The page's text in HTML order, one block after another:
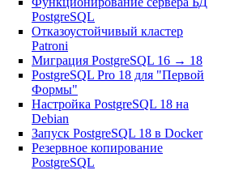
PostgreSQL
Отказоустойчивый кластер
Patroni
Миграция PostgreSQL 16 → 18
PostgreSQL Pro 18 для "Первой
Формы"
Настройка PostgreSQL 18 на
Debian
Запуск PostgreSQL 18 в Docker
Резервное копирование
PostgreSQL